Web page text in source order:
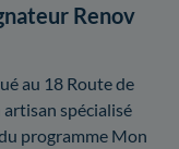
Renov
au 18 Route de
artisan spécialisé
programme Mon